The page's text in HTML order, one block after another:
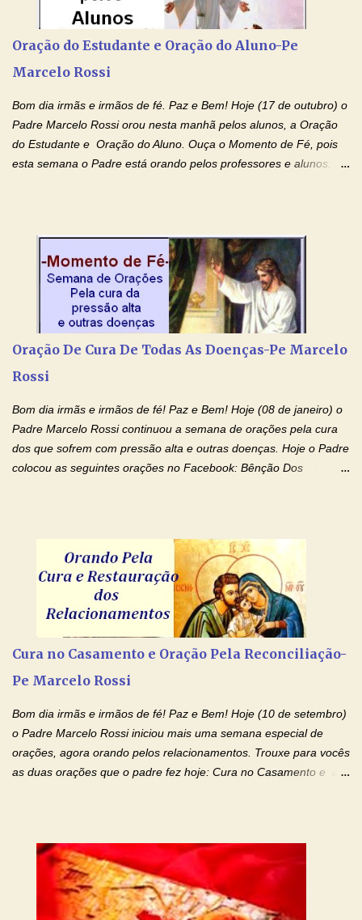
Tocai, Cura! E Restaura! "Jesus, no poder de Seu Nome, peço
gerações, através de todas as raízes da minha árvore
genealógica. Que o Sangue de Jesus, purificador e vivificante,
Oração do Estudante e Oração do Aluno-Pe
Marcelo Rossi
Bom dia irmãs e irmãos de fé. Paz e Bem! Hoje (17 de outubro) o
Padre Marcelo Rossi orou nesta manhã pelos alunos, a Oração
do Estudante e Oração do Aluno. Ouça o Momento de Fé, pois
esta semana o Padre está orando pelos professores e alunos.
intelectualmente e espiritualmente para o dia da prova. Confie no
amor Ágape de Jesus e no amor materno de Nossa Senhora.
Fique com a paz de Jesus e o amor de Maria! Adriana-Devoção e
Fé Oração do Estudante I Senhor, eu sou estudante, e por sinal,
inteligente. Prova isto é o fato de eu estar aqui, conversando com
de estudar. Mas, como o Senhor sabe, a vida de estudante nem
sempre é fácil. A rotina cansa e o aprender exige uma série de
Oração De Cura De Todas As Doenças-Pe Marcelo
Rossi
Bom dia irmãs e irmãos de fé! Paz e Bem! Hoje (08 de janeiro) o
Padre Marcelo Rossi continuou a semana de orações pela cura
dos que sofrem com pressão alta e outras doenças. Hoje o Padre
colocou as seguintes orações no Facebook: Bênção Dos
Senhora! Adriana-Devoção e Fé Bênção Dos Enfermos O Senhor
Jesus esteja ao vosso lado, para vos defender, dentro de vós,
para vos conservar; diante de vós, pra vos conduzir; atrás de vós
para vos guardar; acima de vós, para vos abençoar. Ele que vive
e reina pelos séculos dos séculos. Amém! Oração De Cura De
Nome † (sinal da cruz), que está acima de todo Nome, que todos
os padrões de enfermidade física transmitidos em minha linha de
os laços...
Cura no Casamento e Oração Pela Reconciliação-
Pe Marcelo Rossi
Bom dia irmãs e irmãos de fé! Paz e Bem! Hoje (10 de setembro)
o Padre Marcelo Rossi iniciou mais uma semana especial de
orações, agora orando pelos relacionamentos. Trouxe para vocês
as duas orações que o padre fez hoje: Cura no Casamento e a
com o Momento de Fé. Que Deus abençoe e que todo
relacionamento seja fortalecido e curado no amor Ágape de
Jesus. Adriana-Devoção e Fé Mensagem do Padre Marcelo Rossi
em seu Facebook: Amados, iniciamos uma semana para orar